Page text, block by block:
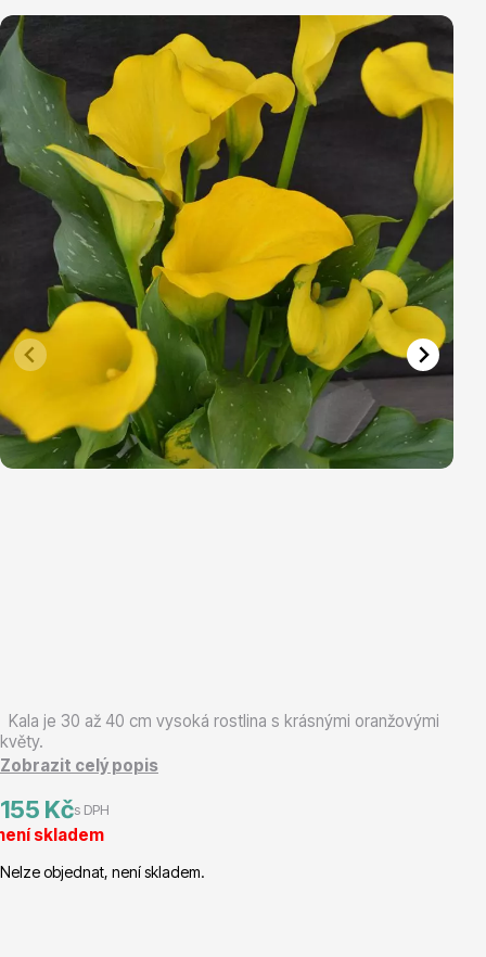
Jehličnany
Vřesovištní rostliny
Vánoční stromky v květináčích a řezané
Semena, sadba
Kala je 30 až 40 cm vysoká rostlina s krásnými oranžovými
květy.
Zobrazit celý popis
155 Kčs DPH
skladem
Nelze objednat, není skladem.